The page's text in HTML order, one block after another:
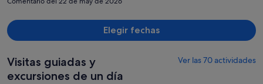
Elegir fechas
Visitas guiadas y
excursiones de un día
Ver las 70 actividades